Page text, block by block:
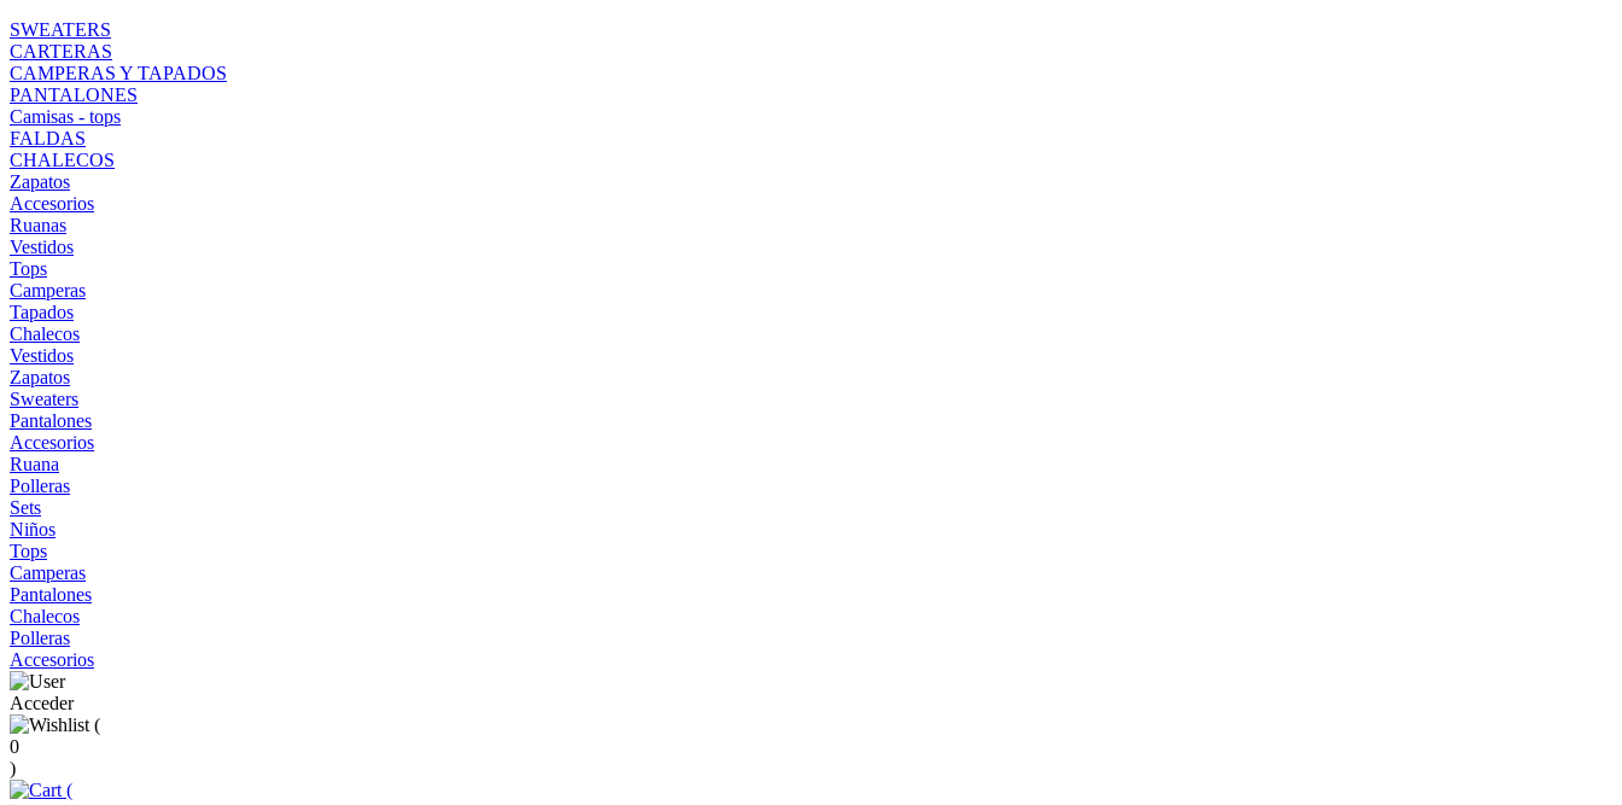
SWEATERS
CARTERAS
CAMPERAS Y TAPADOS
PANTALONES
Camisas - tops
FALDAS
CHALECOS
Zapatos
Accesorios
Ruanas
Vestidos
Tops
Camperas
Tapados
Chalecos
Vestidos
Zapatos
Sweaters
Pantalones
Accesorios
Ruana
Polleras
Sets
Niños
Tops
Camperas
Pantalones
Chalecos
Polleras
Accesorios
Acceder
(
0
)
(